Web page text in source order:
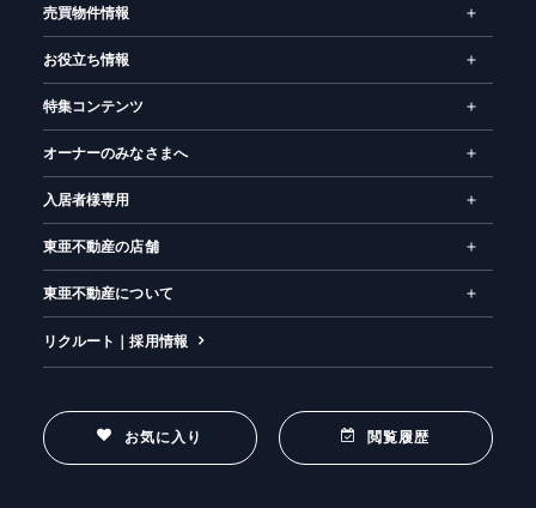
売買物件情報
お役立ち情報
特集コンテンツ
オーナーのみなさまへ
入居者様専用
東亜不動産の店舗
東亜不動産について
リクルート｜採用情報
お気に入り 閲覧履歴